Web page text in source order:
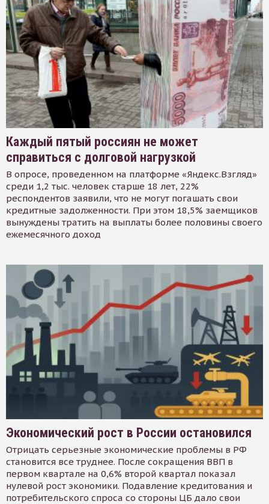
Каждый пятый россиян не может
справиться с долговой нагрузкой
В опросе, проведенном на платформе «Яндекс.Взгляд»
среди 1,2 тыс. человек старше 18 лет, 22%
респондентов заявили, что не могут погашать свои
кредитные задолженности. При этом 18,5% заемщиков
вынуждены тратить на выплаты более половины своего
ежемесячного доход
Экономический рост в России остановился
Отрицать серьезные экономические проблемы в РФ
становится все труднее. После сокращения ВВП в
первом квартале на 0,6% второй квартал показал
нулевой рост экономики. Подавление кредитования и
потребительского спроса со стороны ЦБ дало свои